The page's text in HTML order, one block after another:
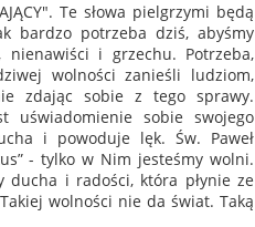
Te słowa pielgrzymi będą
bardzo potrzeba dziś, abyśmy
i grzechu. Potrzeba,
wolności zanieśli ludziom,
zdając sobie z tego sprawy.
uświadomienie sobie swojego
i powoduje lęk. Św. Paweł
- tylko w Nim jesteśmy wolni.
ducha i radości, która płynie ze
wolności nie da świat. Taką